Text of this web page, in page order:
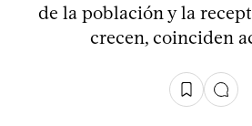
de la población y la
crecen, coinciden